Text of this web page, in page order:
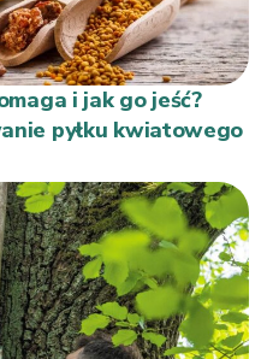
i jak go jeść?
pyłku kwiatowego